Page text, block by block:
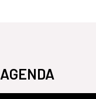
AGENDA